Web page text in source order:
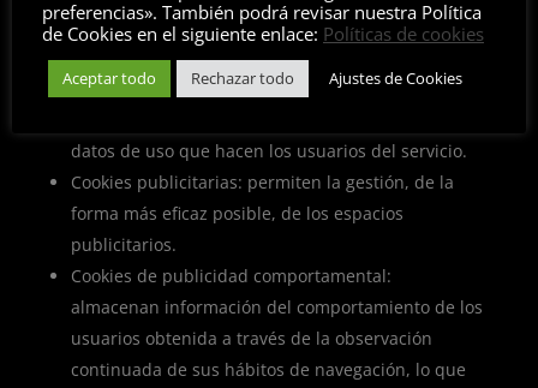
aplicación o plataforma y para la elaboración de
perfiles de navegación de los usuarios de dichos
sitios, aplicaciones y plataformas, con el fin de
datos de uso que hacen los usuarios del servicio.
Cookies publicitarias: permiten la gestión, de la
forma más eficaz posible, de los espacios
publicitarios.
Cookies de publicidad comportamental:
almacenan información del comportamiento de los
usuarios obtenida a través de la observación
continuada de sus hábitos de navegación, lo que
preferencias». También podrá revisar nuestra Política
de Cookies en el siguiente enlace: Políticas de cookies
Aceptar todo Rechazar todo Ajustes de Cookies